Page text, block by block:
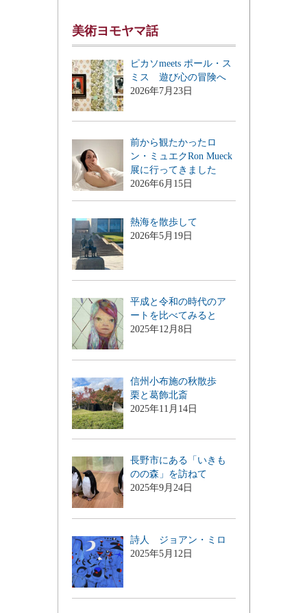
美術ヨモヤマ話
ピカソmeets ポール・ス
ミス 遊び心の冒険へ
2026年7月23日
前から観たかったロ
ン・ミュエクRon Mueck
展に行ってきました
2026年6月15日
熱海を散歩して
2026年5月19日
平成と令和の時代のア
ートを比べてみると
2025年12月8日
信州小布施の秋散歩
栗と葛飾北斎
2025年11月14日
長野市にある「いきも
のの森」を訪ねて
2025年9月24日
詩人 ジョアン・ミロ
2025年5月12日